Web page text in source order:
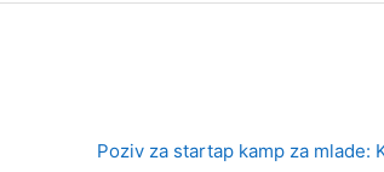
Poziv za startap kamp za mlade: